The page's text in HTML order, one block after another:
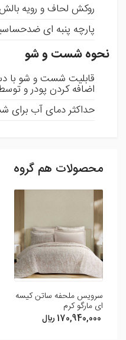
روکش لحاف و رویه
پارچه پنبه ای
نحوه شست و شو
قابلیت شست و شو با
اضافه کردن پودر و
حداکثر دمای آب برای شستشو ۴۰ درجه
ثبت نظر
شما می توانید با ثبت نظر و
یاری رسانید .
افزودن نظر
محصولات هم گروه
سرویس ملحفه ساتن کیسه
ای مارگو کرم
170,940,000 ريال